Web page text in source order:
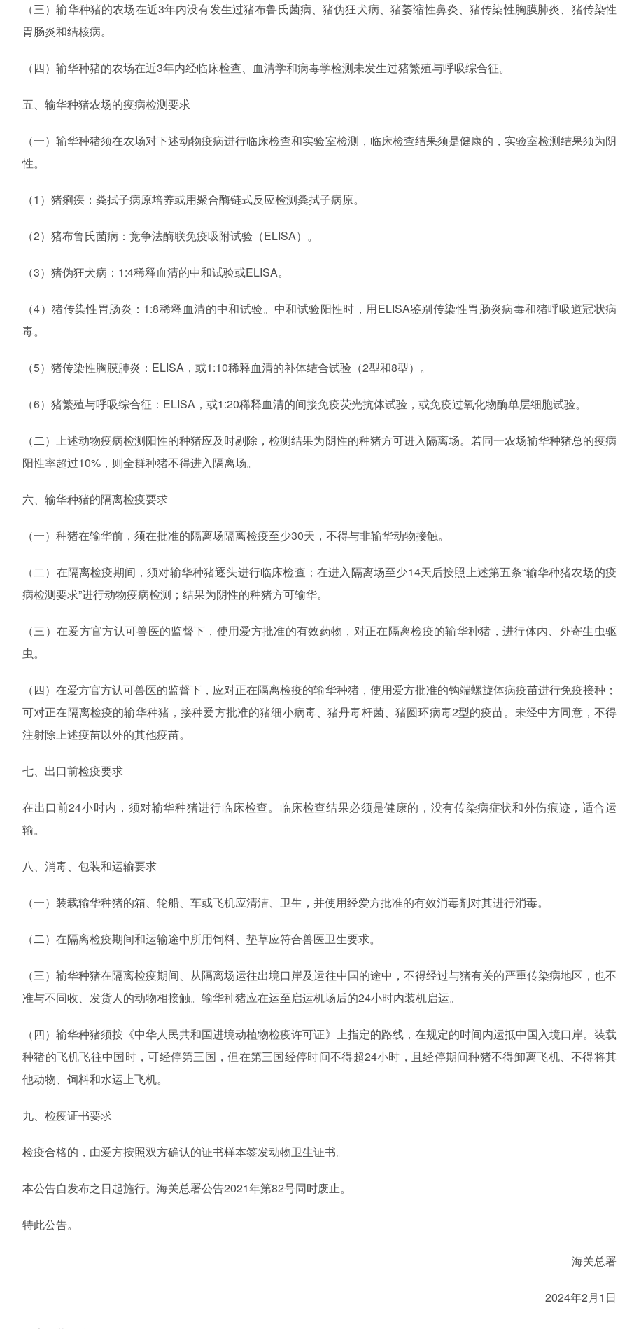
（三）输华种猪的农场在近3年内没有发生过猪布鲁氏菌病、猪伪狂犬病、猪萎缩性鼻炎、猪传染性胸膜肺炎、猪传染性
胃肠炎和结核病。
（四）输华种猪的农场在近3年内经临床检查、血清学和病毒学检测未发生过猪繁殖与呼吸综合征。
五、输华种猪农场的疫病检测要求
（一）输华种猪须在农场对下述动物疫病进行临床检查和实验室检测，临床检查结果须是健康的，实验室检测结果须为阴
性。
（1）猪痢疾：粪拭子病原培养或用聚合酶链式反应检测粪拭子病原。
（2）猪布鲁氏菌病：竞争法酶联免疫吸附试验（ELISA）。
（3）猪伪狂犬病：1:4稀释血清的中和试验或ELISA。
（4）猪传染性胃肠炎：1:8稀释血清的中和试验。中和试验阳性时，用ELISA鉴别传染性胃肠炎病毒和猪呼吸道冠状病
毒。
（5）猪传染性胸膜肺炎：ELISA，或1:10稀释血清的补体结合试验（2型和8型）。
（6）猪繁殖与呼吸综合征：ELISA，或1:20稀释血清的间接免疫荧光抗体试验，或免疫过氧化物酶单层细胞试验。
（二）上述动物疫病检测阳性的种猪应及时剔除，检测结果为阴性的种猪方可进入隔离场。若同一农场输华种猪总的疫病
阳性率超过10%，则全群种猪不得进入隔离场。
六、输华种猪的隔离检疫要求
（一）种猪在输华前，须在批准的隔离场隔离检疫至少30天，不得与非输华动物接触。
（二）在隔离检疫期间，须对输华种猪逐头进行临床检查；在进入隔离场至少14天后按照上述第五条“输华种猪农场的疫
病检测要求”进行动物疫病检测；结果为阴性的种猪方可输华。
（三）在爱方官方认可兽医的监督下，使用爱方批准的有效药物，对正在隔离检疫的输华种猪，进行体内、外寄生虫驱
虫。
（四）在爱方官方认可兽医的监督下，应对正在隔离检疫的输华种猪，使用爱方批准的钩端螺旋体病疫苗进行免疫接种；
可对正在隔离检疫的输华种猪，接种爱方批准的猪细小病毒、猪丹毒杆菌、猪圆环病毒2型的疫苗。未经中方同意，不得
注射除上述疫苗以外的其他疫苗。
七、出口前检疫要求
在出口前24小时内，须对输华种猪进行临床检查。临床检查结果必须是健康的，没有传染病症状和外伤痕迹，适合运
输。
八、消毒、包装和运输要求
（一）装载输华种猪的箱、轮船、车或飞机应清洁、卫生，并使用经爱方批准的有效消毒剂对其进行消毒。
（二）在隔离检疫期间和运输途中所用饲料、垫草应符合兽医卫生要求。
（三）输华种猪在隔离检疫期间、从隔离场运往出境口岸及运往中国的途中，不得经过与猪有关的严重传染病地区，也不
准与不同收、发货人的动物相接触。输华种猪应在运至启运机场后的24小时内装机启运。
（四）输华种猪须按《中华人民共和国进境动植物检疫许可证》上指定的路线，在规定的时间内运抵中国入境口岸。装载
种猪的飞机飞往中国时，可经停第三国，但在第三国经停时间不得超24小时，且经停期间种猪不得卸离飞机、不得将其
他动物、饲料和水运上飞机。
九、检疫证书要求
检疫合格的，由爱方按照双方确认的证书样本签发动物卫生证书。
本公告自发布之日起施行。海关总署公告2021年第82号同时废止。
特此公告。
海关总署
2024年2月1日